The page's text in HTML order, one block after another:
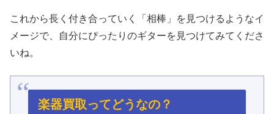
これから長く付き合っていく「相棒」を見つけるようなイ
メージで、自分にぴったりのギターを見つけてみてくださ
いね。
楽器買取ってどうなの？